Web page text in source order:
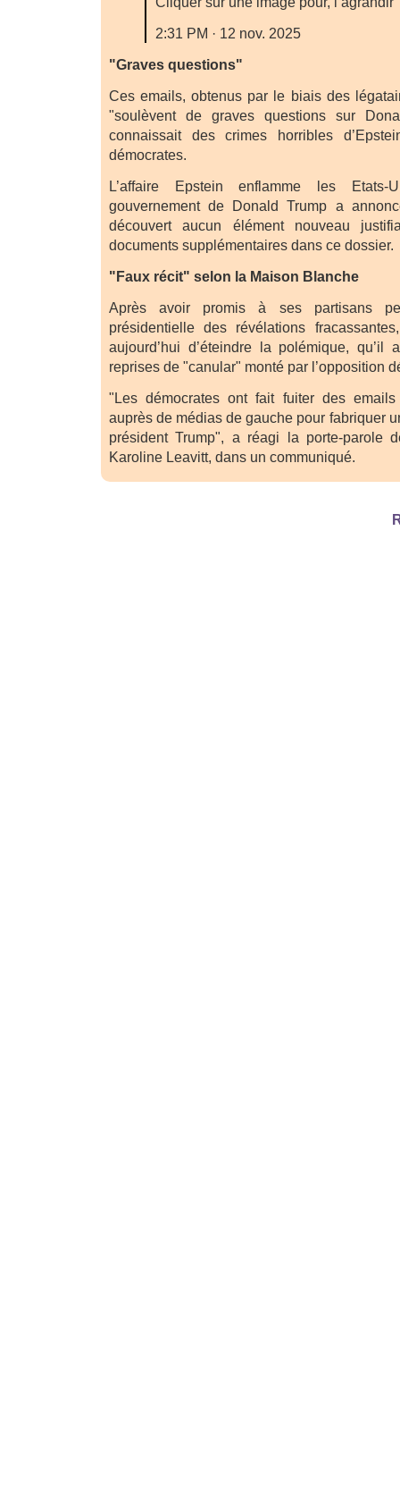
2:31 PM · 12 nov. 2025
"Graves questions"
Ces emails, obtenus par le biais des
"soulèvent de graves questions sur
connaissait des crimes horribles
démocrates.
L’affaire Epstein enflamme les
gouvernement de Donald Trump a
découvert aucun élément nouveau
documents supplémentaires dans ce dossier.
"Faux récit" selon la Maison Blanche
Après avoir promis à ses partisans
présidentielle des révélations
aujourd’hui d’éteindre la polémique, qu’il
reprises de "canular" monté par l’opposition
"Les démocrates ont fait fuiter des
auprès de médias de gauche pour fabriquer
président Trump", a réagi la porte-parole
Karoline Leavitt, dans un communiqué.